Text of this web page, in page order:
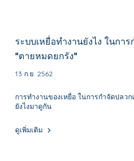
ระบบเหยื่อทำงานยังไง ในกา
"ตายหมดยกรัง"
13 ก.ย. 2562
การทำงานของเหยื่อ ในการกำจัดปลว
ยังไงมาดูกัน
ดูเพิ่มเติม